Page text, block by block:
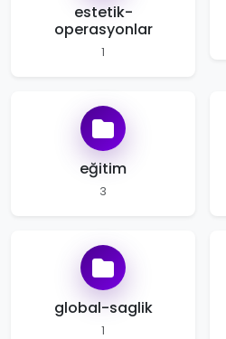
estetik-
operasyonlar
1
eğitim
3
global-saglik
1